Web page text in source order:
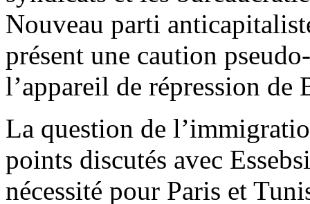
Nouveau parti
présent une caution
l’appareil de répression de
La question de
points discutés avec
nécessité pour Paris et